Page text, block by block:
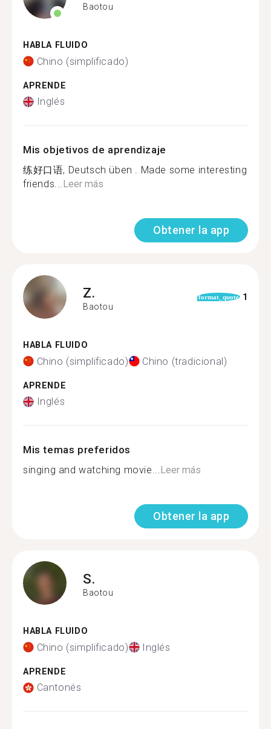
Baotou
HABLA FLUIDO
Chino (simplificado)
APRENDE
Inglés
Mis objetivos de aprendizaje
练好口语, Deutsch üben . Made some interesting
friends...Leer más
Obtener la app
Z.
Baotou
format_quote 1
HABLA FLUIDO
Chino (simplificado) Chino (tradicional)
APRENDE
Inglés
Mis temas preferidos
singing and watching movie...Leer más
Obtener la app
S.
Baotou
HABLA FLUIDO
Chino (simplificado) Inglés
APRENDE
Cantonés